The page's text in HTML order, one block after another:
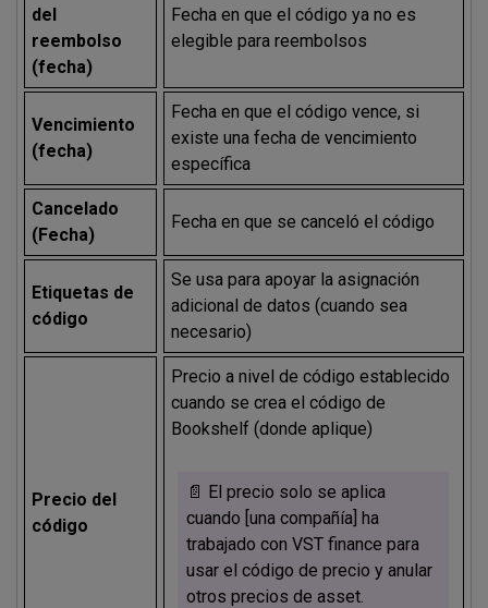
del
reembolso
(fecha)
Fecha en que el código ya no es
elegible para reembolsos
Vencimiento
(fecha)
Fecha en que el código vence, si
existe una fecha de vencimiento
específica
Cancelado
(Fecha)
Fecha en que se canceló el código
Etiquetas de
código
Se usa para apoyar la asignación
adicional de datos (cuando sea
necesario)
Precio del
código
Precio a nivel de código establecido
cuando se crea el código de
Bookshelf (donde aplique)
📄 El precio solo se aplica
cuando [una compañía] ha
trabajado con VST finance para
usar el código de precio y anular
otros precios de asset.